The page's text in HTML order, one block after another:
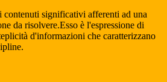
contenuti significativi afferenti ad una
da risolvere.Esso è l'espressione di
d'informazioni che caratterizzano